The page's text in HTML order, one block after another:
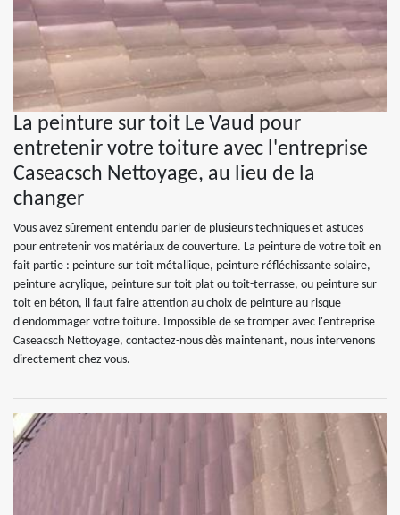
La peinture sur toit Le Vaud pour
entretenir votre toiture avec l'entreprise
Caseacsch Nettoyage, au lieu de la
changer
Vous avez sûrement entendu parler de plusieurs techniques et astuces
pour entretenir vos matériaux de couverture. La peinture de votre toit en
fait partie : peinture sur toit métallique, peinture réfléchissante solaire,
peinture acrylique, peinture sur toit plat ou toit-terrasse, ou peinture sur
toit en béton, il faut faire attention au choix de peinture au risque
d'endommager votre toiture. Impossible de se tromper avec l'entreprise
Caseacsch Nettoyage, contactez-nous dès maintenant, nous intervenons
directement chez vous.